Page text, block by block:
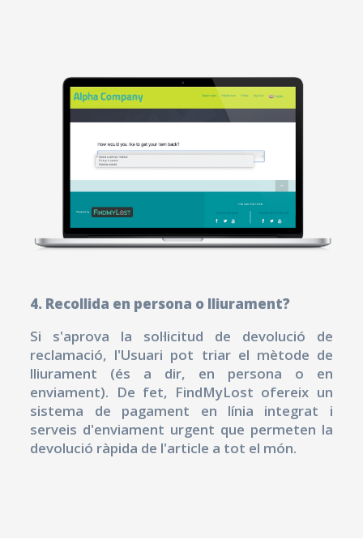
4. Recollida en persona o lliurament?
Si s'aprova la sol·licitud de devolució de
reclamació, l'Usuari pot triar el mètode de
lliurament (és a dir, en persona o en
enviament). De fet, FindMyLost ofereix un
sistema de pagament en línia integrat i
serveis d'enviament urgent que permeten la
devolució ràpida de l'article a tot el món.